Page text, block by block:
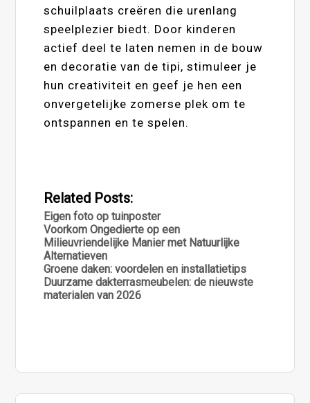
schuilplaats creëren die urenlang
speelplezier biedt. Door kinderen
actief deel te laten nemen in de bouw
en decoratie van de tipi, stimuleer je
hun creativiteit en geef je hen een
onvergetelijke zomerse plek om te
ontspannen en te spelen.
Related Posts:
Eigen foto op tuinposter
Voorkom Ongedierte op een
Milieuvriendelijke Manier met Natuurlijke
Alternatieven
Groene daken: voordelen en installatietips
Duurzame dakterrasmeubelen: de nieuwste
materialen van 2026